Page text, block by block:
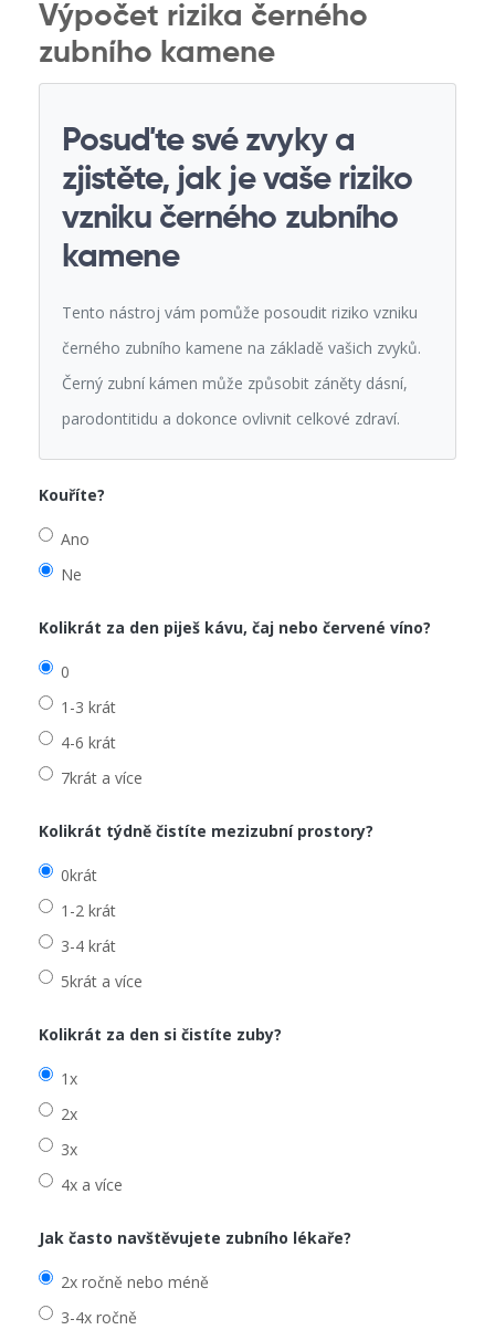
Výpočet rizika černého
zubního kamene
Posuďte své zvyky a
zjistěte, jak je vaše riziko
vzniku černého zubního
kamene
Tento nástroj vám pomůže posoudit riziko vzniku
černého zubního kamene na základě vašich zvyků.
Černý zubní kámen může způsobit záněty dásní,
parodontitidu a dokonce ovlivnit celkové zdraví.
Kouříte?
Ano
Ne
Kolikrát za den piješ kávu, čaj nebo červené víno?
0
1-3 krát
4-6 krát
7krát a více
Kolikrát týdně čistíte mezizubní prostory?
0krát
1-2 krát
3-4 krát
5krát a více
Kolikrát za den si čistíte zuby?
1x
2x
3x
4x a více
Jak často navštěvujete zubního lékaře?
2x ročně nebo méně
3-4x ročně